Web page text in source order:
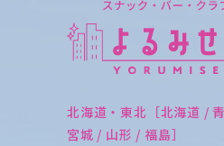
北海道・東北［北海道 /
宮城 / 山形 / 福島］